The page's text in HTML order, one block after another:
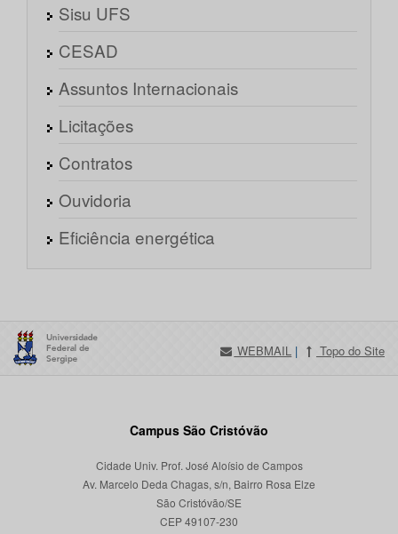
Sisu UFS
CESAD
Assuntos Internacionais
Licitações
Contratos
Ouvidoria
Eficiência energética
WEBMAIL | Topo do Site
Campus São Cristóvão
Cidade Univ. Prof. José Aloísio de Campos
Av. Marcelo Deda Chagas, s/n, Bairro Rosa Elze
São Cristóvão/SE
CEP 49107-230